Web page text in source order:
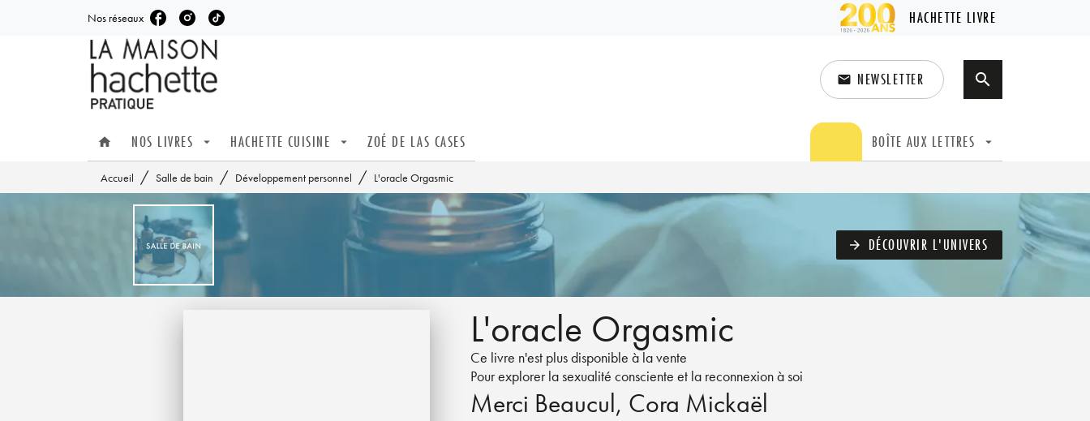
MENU RECHERCHE
Nos réseaux HACHETTE LIVRE
email NEWSLETTER search
home NOS LIVRES arrow_drop_down HACHETTE CUISINE arrow_drop_down ZOÉ DE LAS CASES BOÎTE AUX LETTRES arrow_drop_down
Accueil / Salle de bain / Développement personnel / L'oracle Orgasmic
arrow_forward DÉCOUVRIR L'UNIVERS
L'oracle Orgasmic
Ce livre n'est plus disponible à la vente
Pour explorer la sexualité consciente et la reconnexion à soi
Merci Beaucul, Cora Mickaël